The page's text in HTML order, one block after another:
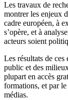
Les travaux de
montrer les enjeux
cadre européen, à
s’opère, et à
acteurs soient
Les résultats de ces
public et des
plupart en accès
formations, et par le
médias.